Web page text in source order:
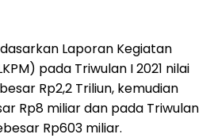
Laporan Kegiatan
pada Triwulan I 2021 nilai
Rp2,2 Triliun, kemudian
Rp8 miliar dan pada Triwulan
Rp603 miliar.